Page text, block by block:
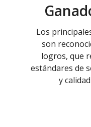
Los
son
logros, que
estándares de
y